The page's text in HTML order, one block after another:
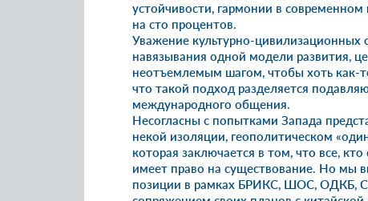
устойчивости, гармонии в
на сто процентов.
Уважение культурно-цивилизационных
навязывания одной модели развития,
неотъемлемым шагом, чтобы хоть
что такой подход разделяется
международного общения.
Несогласны с попытками Запада
некой изоляции, геополитическом
которая заключается в том, что все,
имеет право на существование. Но мы
позиции в рамках БРИКС, ШОС, ОДКБ,